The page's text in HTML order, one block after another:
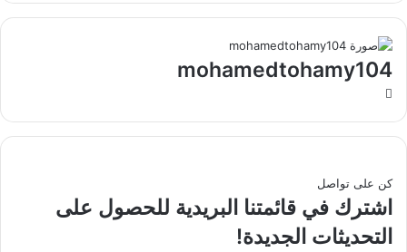
mohamedtohamy104
كن على تواصل
اشترك في قائمتنا البريدية للحصول على
التحديثات الجديدة!